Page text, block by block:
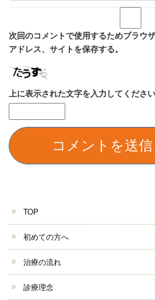
次回のコメントで使用するためブラウ
アドレス、サイトを保存する。
上に表示された文字を入力してください
TOP
初めての方へ
治療の流れ
診療理念